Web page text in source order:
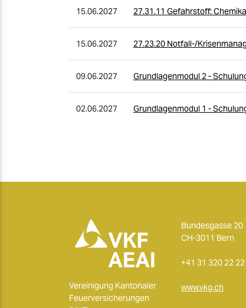
15.06.2027 27.31.11 Gefahrstoff:
15.06.2027 27.23.20 Notfall-/
09.06.2027 Grundlagenmodul 2 -
02.06.2027 Grundlagenmodul 1 -
Vereinigung Kantonaler
Feuerversicherungen
Bundesgasse 20
CH-3011 Bern
+41 31 320 22 22
www.vkg.ch